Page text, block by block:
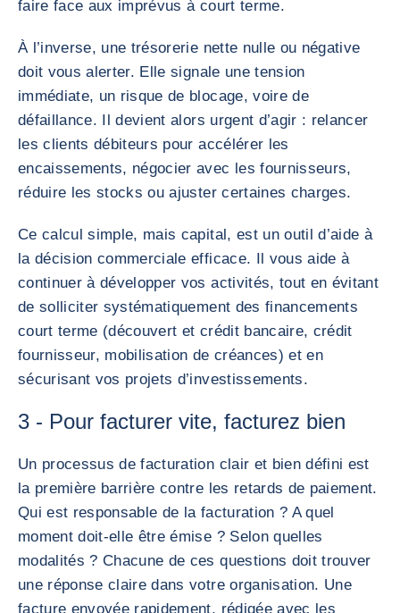
faire face aux imprévus à court terme.
À l’inverse, une trésorerie nette nulle ou négative
doit vous alerter. Elle signale une tension
immédiate, un risque de blocage, voire de
défaillance. Il devient alors urgent d’agir : relancer
les clients débiteurs pour accélérer les
encaissements, négocier avec les fournisseurs,
réduire les stocks ou ajuster certaines charges.
Ce calcul simple, mais capital, est un outil d’aide à
la décision commerciale efficace. Il vous aide à
continuer à développer vos activités, tout en évitant
de solliciter systématiquement des financements
court terme (découvert et crédit bancaire, crédit
fournisseur, mobilisation de créances) et en
sécurisant vos projets d’investissements.
3 - Pour facturer vite, facturez bien
Un processus de facturation clair et bien défini est
la première barrière contre les retards de paiement.
Qui est responsable de la facturation ? A quel
moment doit-elle être émise ? Selon quelles
modalités ? Chacune de ces questions doit trouver
une réponse claire dans votre organisation. Une
facture envoyée rapidement, rédigée avec les